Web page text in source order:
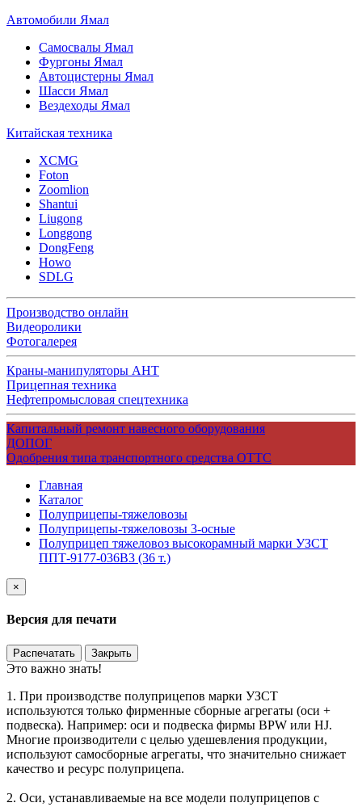
Автомобили Ямал
Самосвалы Ямал
Фургоны Ямал
Автоцистерны Ямал
Шасси Ямал
Вездеходы Ямал
Китайская техника
XCMG
Foton
Zoomlion
Shantui
Liugong
Longgong
DongFeng
Howo
SDLG
Производство онлайн
Видеоролики
Фотогалерея
Краны-манипуляторы АНТ
Прицепная техника
Нефтепромысловая спецтехника
Капитальный ремонт навесного оборудования
ДОПОГ
Одобрения типа транспортного средства ОТТС
Главная
Каталог
Полуприцепы-тяжеловозы
Полуприцепы-тяжеловозы 3-осные
Полуприцеп тяжеловоз высокорамный марки УЗСТ
ППТ-9177-036В3 (36 т.)
×
Версия для печати
Распечатать Закрыть
Это важно знать!
1. При производстве полуприцепов марки УЗСТ
используются только фирменные сборные агрегаты (оси +
подвеска). Например: оси и подвеска фирмы BPW или HJ.
Многие производители с целью удешевления продукции,
используют самосборные агрегаты, что значительно снижает
качество и ресурс полуприцепа.
2. Оси, устанавливаемые на все модели полуприцепов с